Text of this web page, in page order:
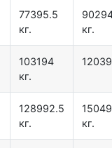
77395.5
кг.
кг.
103194
кг.
128992.5
кг.
кг.